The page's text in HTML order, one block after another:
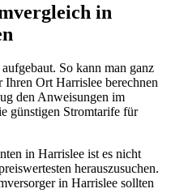
in
So kann man ganz
Ihren Ort Harrislee berechnen
den Anweisungen im
günstigen Stromtarife für
in Harrislee ist es nicht
herauszusuchen.
in Harrislee sollten